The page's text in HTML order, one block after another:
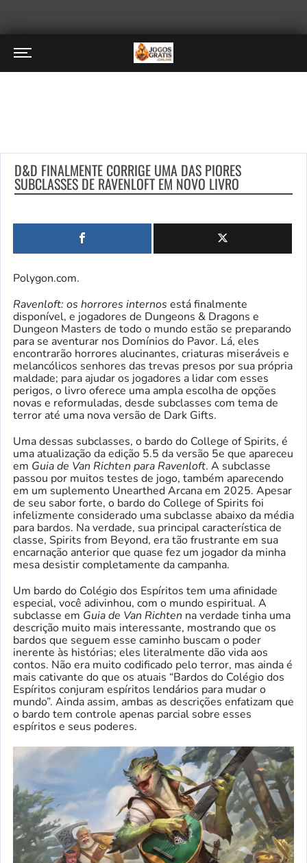
D&D FINALMENTE CORRIGE UMA DAS PIORES
SUBCLASSES DE RAVENLOFT EM NOVO LIVRO
Polygon.com.
Ravenloft: os horrores internos está finalmente
disponível, e jogadores de Dungeons & Dragons e
Dungeon Masters de todo o mundo estão se preparando
para se aventurar nos Domínios do Pavor. Lá, eles
encontrarão horrores alucinantes, criaturas miseráveis ​​e
melancólicos senhores das trevas presos por sua própria
maldade; para ajudar os jogadores a lidar com esses
perigos, o livro oferece uma ampla escolha de opções
novas e reformuladas, desde subclasses com tema de
terror até uma nova versão de Dark Gifts.
Uma dessas subclasses, o bardo do College of Spirits, é
uma atualização da edição 5.5 da versão 5e que apareceu
em Guia de Van Richten para Ravenloft. A subclasse
passou por muitos testes de jogo, também aparecendo
em um suplemento Unearthed Arcana em 2025. Apesar
de seu sabor forte, o bardo do College of Spirits foi
infelizmente considerado uma subclasse abaixo da média
para bardos. Na verdade, sua principal característica de
classe, Spirits from Beyond, era tão frustrante em sua
encarnação anterior que quase fez um jogador da minha
mesa desistir completamente da campanha.
Um bardo do Colégio dos Espíritos tem uma afinidade
especial, você adivinhou, com o mundo espiritual. A
subclasse em Guia de Van Richten na verdade tinha uma
descrição muito mais interessante, mostrando que os
bardos que seguem esse caminho buscam o poder
inerente às histórias; eles literalmente dão vida aos
contos. Não era muito codificado pelo terror, mas ainda é
mais cativante do que os atuais “Bardos do Colégio dos
Espíritos conjuram espíritos lendários para mudar o
mundo”. Ainda assim, ambas as descrições enfatizam que
o bardo tem controle apenas parcial sobre esses
espíritos e seus poderes.